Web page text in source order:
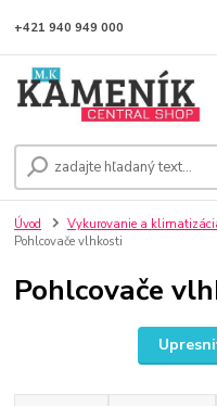
+421 940 949 000
Úvod Vykurovanie a
Pohlcovače vlhkosti
Pohlcovače